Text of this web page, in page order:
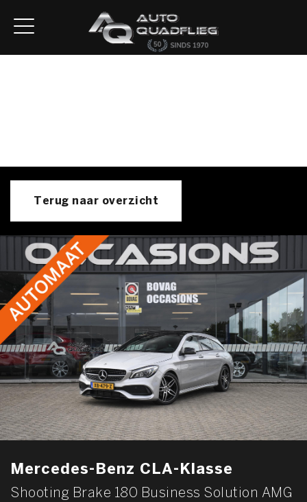
Terug naar overzicht
Mercedes-Benz CLA-Klasse
Shooting Brake 180 Business Solution AMG